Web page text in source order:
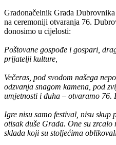
Gradonačelnik Grada
na ceremoniji otvaranja 76.
donosimo u cijelosti:
Poštovane gospođe i gospari,
prijatelji kulture,
Večeras, pod svodom našega
odzvanja snagom kamena, pod
umjetnosti i duha – otvaramo 76.
Igre nisu samo festival, nisu skup
otisak duše Grada. One su
sklada koji su stoljećima